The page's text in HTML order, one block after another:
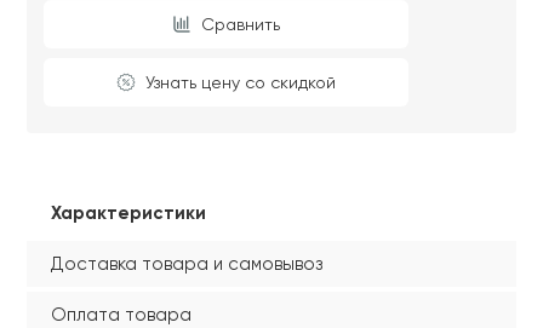
Сравнить
Узнать цену со скидкой
Характеристики
Доставка товара и самовывоз
Оплата товара